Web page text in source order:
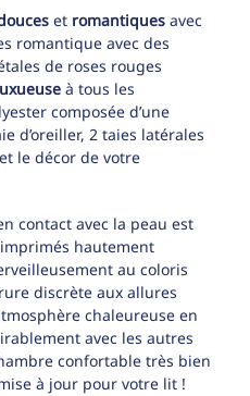
et romantiques avec
romantique avec des
de roses rouges
à tous les
composée d’une
d’oreiller, 2 taies latérales
le décor de votre
contact avec la peau est
hautement
au coloris
discrète aux allures
chaleureuse en
avec les autres
confortable très bien
à jour pour votre lit !